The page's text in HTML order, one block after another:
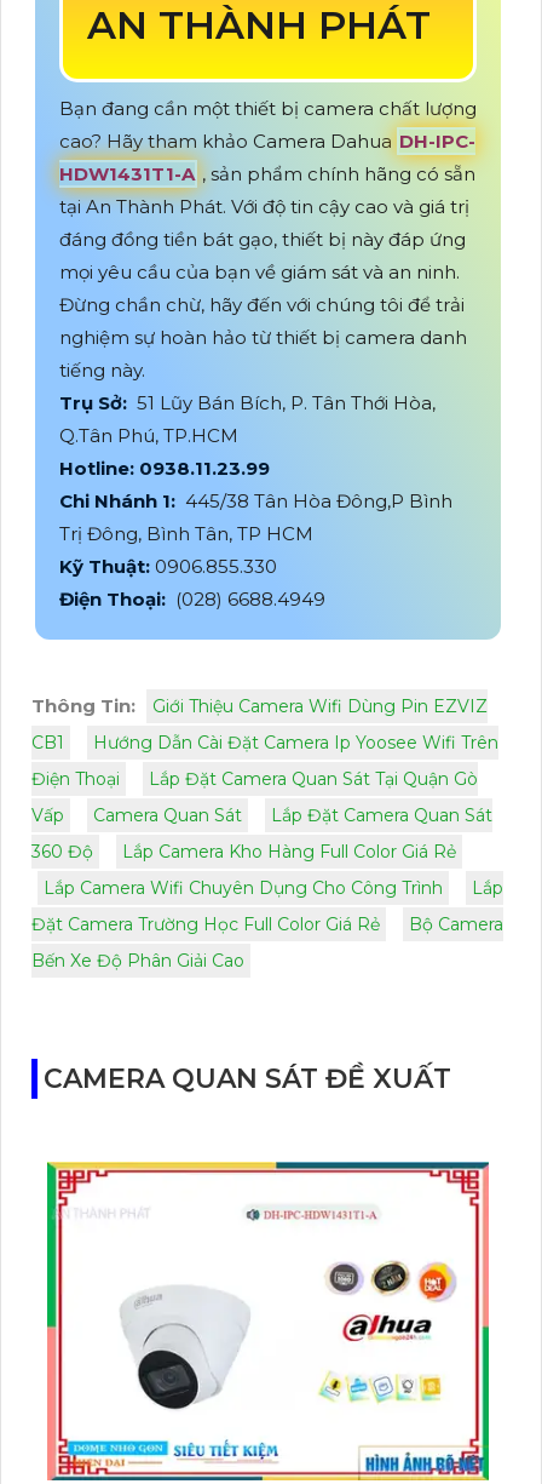
AN THÀNH PHÁT
Bạn đang cần một thiết bị camera chất lượng
cao? Hãy tham khảo Camera Dahua DH-IPC-
HDW1431T1-A , sản phẩm chính hãng có sẵn
tại An Thành Phát. Với độ tin cậy cao và giá trị
đáng đồng tiền bát gạo, thiết bị này đáp ứng
mọi yêu cầu của bạn về giám sát và an ninh.
Đừng chần chừ, hãy đến với chúng tôi để trải
nghiệm sự hoàn hảo từ thiết bị camera danh
tiếng này.
Trụ Sở: 51 Lũy Bán Bích, P. Tân Thới Hòa,
Q.Tân Phú, TP.HCM
Hotline: 0938.11.23.99
Chi Nhánh 1: 445/38 Tân Hòa Đông,P Bình
Trị Đông, Bình Tân, TP HCM
Kỹ Thuật: 0906.855.330
Điện Thoại: (028) 6688.4949
Thông Tin:
Giới Thiệu Camera Wifi Dùng Pin EZVIZ
CB1
Hướng Dẫn Cài Đặt Camera Ip Yoosee Wifi Trên
Điện Thoại
Lắp Đặt Camera Quan Sát Tại Quận Gò
Vấp
Camera Quan Sát
Lắp Đặt Camera Quan Sát
360 Độ
Lắp Camera Kho Hàng Full Color Giá Rẻ
Lắp Camera Wifi Chuyên Dụng Cho Công Trình
Lắp
Đặt Camera Trường Học Full Color Giá Rẻ
Bộ Camera
Bến Xe Độ Phân Giải Cao
CAMERA QUAN SÁT ĐỀ XUẤT